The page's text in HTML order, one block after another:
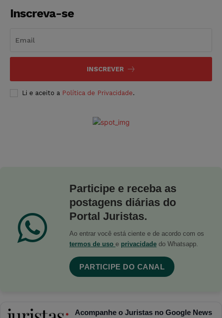
Inscreva-se
INSCREVER
Li e aceito a Política de Privacidade.
Participe e receba as
postagens diárias do
Portal Juristas.
Ao entrar você está ciente e de acordo com os
termos de uso e privacidade do Whatsapp.
PARTICIPE DO CANAL
Acompanhe o Juristas no Google News